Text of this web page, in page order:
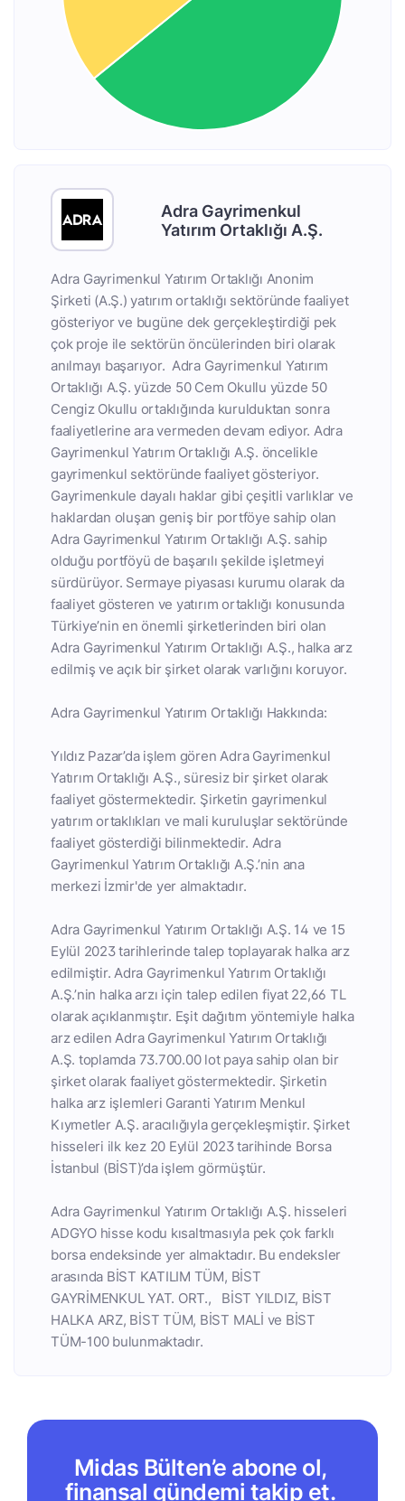
Adra Gayrimenkul
Yatırım Ortaklığı A.Ş.
Adra Gayrimenkul Yatırım Ortaklığı Anonim
Şirketi (A.Ş.) yatırım ortaklığı sektöründe faaliyet
gösteriyor ve bugüne dek gerçekleştirdiği pek
çok proje ile sektörün öncülerinden biri olarak
anılmayı başarıyor. Adra Gayrimenkul Yatırım
Ortaklığı A.Ş. yüzde 50 Cem Okullu yüzde 50
Cengiz Okullu ortaklığında kurulduktan sonra
faaliyetlerine ara vermeden devam ediyor. Adra
Gayrimenkul Yatırım Ortaklığı A.Ş. öncelikle
gayrimenkul sektöründe faaliyet gösteriyor.
Gayrimenkule dayalı haklar gibi çeşitli varlıklar ve
haklardan oluşan geniş bir portföye sahip olan
Adra Gayrimenkul Yatırım Ortaklığı A.Ş. sahip
olduğu portföyü de başarılı şekilde işletmeyi
sürdürüyor. Sermaye piyasası kurumu olarak da
faaliyet gösteren ve yatırım ortaklığı konusunda
Türkiye’nin en önemli şirketlerinden biri olan
Adra Gayrimenkul Yatırım Ortaklığı A.Ş., halka arz
edilmiş ve açık bir şirket olarak varlığını koruyor.
Adra Gayrimenkul Yatırım Ortaklığı Hakkında:
Yıldız Pazar’da işlem gören Adra Gayrimenkul
Yatırım Ortaklığı A.Ş., süresiz bir şirket olarak
faaliyet göstermektedir. Şirketin gayrimenkul
yatırım ortaklıkları ve mali kuruluşlar sektöründe
faaliyet gösterdiği bilinmektedir. Adra
Gayrimenkul Yatırım Ortaklığı A.Ş.’nin ana
merkezi İzmir'de yer almaktadır.
Adra Gayrimenkul Yatırım Ortaklığı A.Ş. 14 ve 15
Eylül 2023 tarihlerinde talep toplayarak halka arz
edilmiştir. Adra Gayrimenkul Yatırım Ortaklığı
A.Ş.’nin halka arzı için talep edilen fiyat 22,66 TL
olarak açıklanmıştır. Eşit dağıtım yöntemiyle halka
arz edilen Adra Gayrimenkul Yatırım Ortaklığı
A.Ş. toplamda 73.700.00 lot paya sahip olan bir
şirket olarak faaliyet göstermektedir. Şirketin
halka arz işlemleri Garanti Yatırım Menkul
Kıymetler A.Ş. aracılığıyla gerçekleşmiştir. Şirket
hisseleri ilk kez 20 Eylül 2023 tarihinde Borsa
İstanbul (BİST)’da işlem görmüştür.
Adra Gayrimenkul Yatırım Ortaklığı A.Ş. hisseleri
ADGYO hisse kodu kısaltmasıyla pek çok farklı
borsa endeksinde yer almaktadır. Bu endeksler
arasında BİST KATILIM TÜM, BİST
GAYRİMENKUL YAT. ORT., BİST YILDIZ, BİST
HALKA ARZ, BİST TÜM, BİST MALİ ve BİST
TÜM-100 bulunmaktadır.
Midas Bülten’e abone ol,
finansal gündemi takip et.